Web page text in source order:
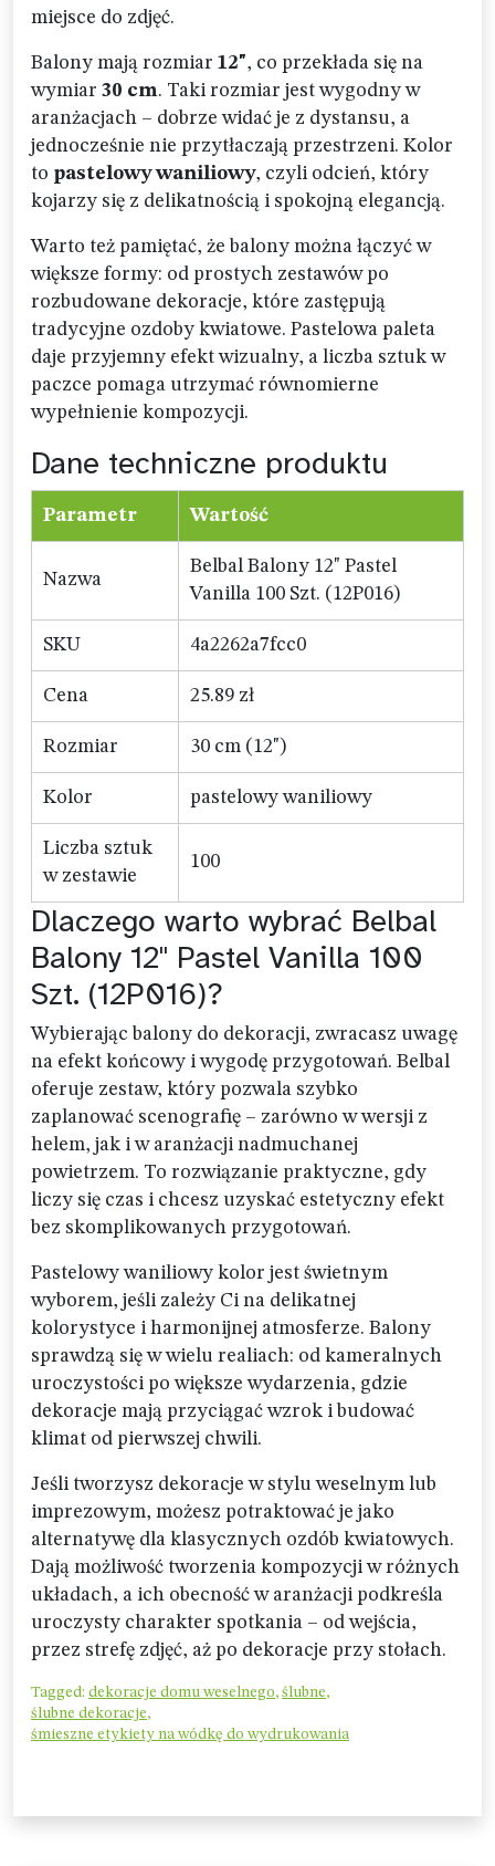
miejsce do zdjęć.
Balony mają rozmiar 12", co przekłada się na
wymiar 30 cm. Taki rozmiar jest wygodny w
aranżacjach – dobrze widać je z dystansu, a
jednocześnie nie przytłaczają przestrzeni. Kolor
to pastelowy waniliowy, czyli odcień, który
kojarzy się z delikatnością i spokojną elegancją.
Warto też pamiętać, że balony można łączyć w
większe formy: od prostych zestawów po
rozbudowane dekoracje, które zastępują
tradycyjne ozdoby kwiatowe. Pastelowa paleta
daje przyjemny efekt wizualny, a liczba sztuk w
paczce pomaga utrzymać równomierne
wypełnienie kompozycji.
Dane techniczne produktu
Parametr Wartość
Nazwa
Belbal Balony 12" Pastel
Vanilla 100 Szt. (12P016)
SKU 4a2262a7fcc0
Cena 25.89 zł
Rozmiar 30 cm (12")
Kolor pastelowy waniliowy
Liczba sztuk
w zestawie
100
Dlaczego warto wybrać Belbal
Balony 12" Pastel Vanilla 100
Szt. (12P016)?
Wybierając balony do dekoracji, zwracasz uwagę
na efekt końcowy i wygodę przygotowań. Belbal
oferuje zestaw, który pozwala szybko
zaplanować scenografię – zarówno w wersji z
helem, jak i w aranżacji nadmuchanej
powietrzem. To rozwiązanie praktyczne, gdy
liczy się czas i chcesz uzyskać estetyczny efekt
bez skomplikowanych przygotowań.
Pastelowy waniliowy kolor jest świetnym
wyborem, jeśli zależy Ci na delikatnej
kolorystyce i harmonijnej atmosferze. Balony
sprawdzą się w wielu realiach: od kameralnych
uroczystości po większe wydarzenia, gdzie
dekoracje mają przyciągać wzrok i budować
klimat od pierwszej chwili.
Jeśli tworzysz dekoracje w stylu weselnym lub
imprezowym, możesz potraktować je jako
alternatywę dla klasycznych ozdób kwiatowych.
Dają możliwość tworzenia kompozycji w różnych
układach, a ich obecność w aranżacji podkreśla
uroczysty charakter spotkania – od wejścia,
przez strefę zdjęć, aż po dekoracje przy stołach.
Tagged: dekoracje domu weselnego, ślubne,
ślubne dekoracje,
śmieszne etykiety na wódkę do wydrukowania